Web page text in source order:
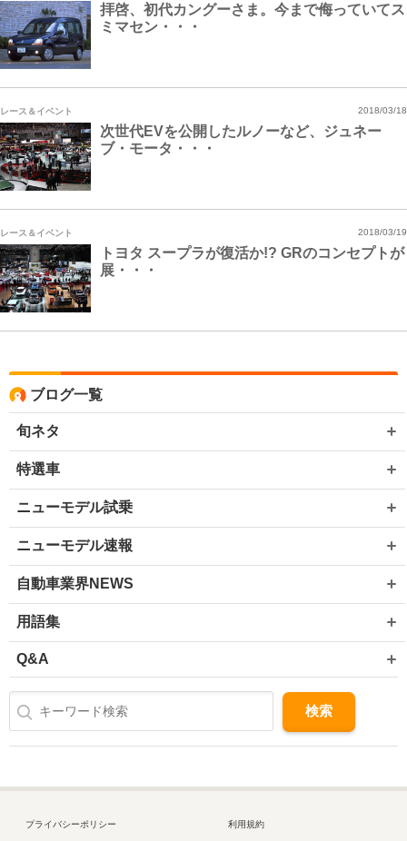
拝啓、初代カングーさま。今まで侮っていてス
ミマセン・・・
レース＆イベント
次世代EVを公開したルノーなど、ジュネー
ブ・モータ・・・
2018/03/18
レース＆イベント
トヨタ スープラが復活か!? GRのコンセプトが
展・・・
2018/03/19
ブログ一覧
旬ネタ
特選車
ニューモデル試乗
ニューモデル速報
自動車業界NEWS
用語集
Q&A
プライバシーポリシー 利用規約